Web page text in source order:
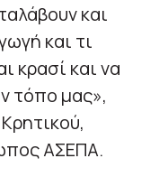
και
και τι
κρασί και να
τόπο μας»,
ΑΣΕΠΑ.